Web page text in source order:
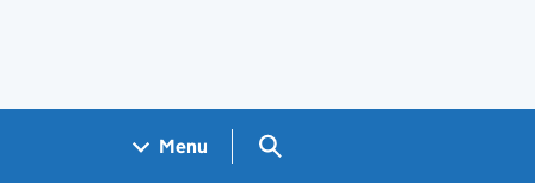
Menu Search GOV.UK